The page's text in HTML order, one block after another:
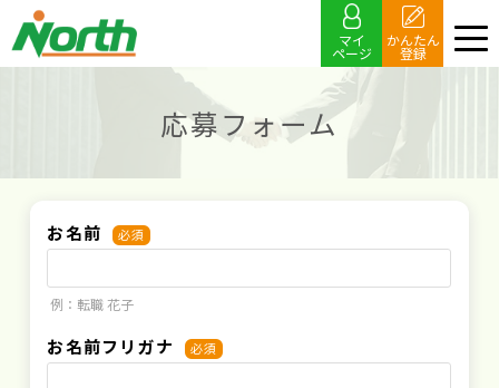
マイ
ページ
かんたん
登録
応募フォーム
お名前 必須
例：転職 花子
お名前フリガナ 必須